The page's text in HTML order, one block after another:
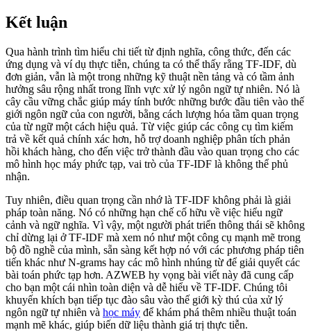
Kết luận
Qua hành trình tìm hiểu chi tiết từ định nghĩa, công thức, đến các
ứng dụng và ví dụ thực tiễn, chúng ta có thể thấy rằng TF-IDF, dù
đơn giản, vẫn là một trong những kỹ thuật nền tảng và có tầm ảnh
hưởng sâu rộng nhất trong lĩnh vực xử lý ngôn ngữ tự nhiên. Nó là
cây cầu vững chắc giúp máy tính bước những bước đầu tiên vào thế
giới ngôn ngữ của con người, bằng cách lượng hóa tầm quan trọng
của từ ngữ một cách hiệu quả. Từ việc giúp các công cụ tìm kiếm
trả về kết quả chính xác hơn, hỗ trợ doanh nghiệp phân tích phản
hồi khách hàng, cho đến việc trở thành đầu vào quan trọng cho các
mô hình học máy phức tạp, vai trò của TF-IDF là không thể phủ
nhận.
Tuy nhiên, điều quan trọng cần nhớ là TF-IDF không phải là giải
pháp toàn năng. Nó có những hạn chế cố hữu về việc hiểu ngữ
cảnh và ngữ nghĩa. Vì vậy, một người phát triển thông thái sẽ không
chỉ dừng lại ở TF-IDF mà xem nó như một công cụ mạnh mẽ trong
bộ đồ nghề của mình, sẵn sàng kết hợp nó với các phương pháp tiên
tiến khác như N-grams hay các mô hình nhúng từ để giải quyết các
bài toán phức tạp hơn. AZWEB hy vọng bài viết này đã cung cấp
cho bạn một cái nhìn toàn diện và dễ hiểu về TF-IDF. Chúng tôi
khuyến khích bạn tiếp tục đào sâu vào thế giới kỳ thú của xử lý
ngôn ngữ tự nhiên và học máy để khám phá thêm nhiều thuật toán
mạnh mẽ khác, giúp biến dữ liệu thành giá trị thực tiễn.